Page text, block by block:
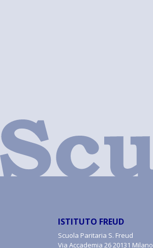
ISTITUTO FREUD
Scuola Paritaria S. Freud
Via Accademia 26 20131 Milano